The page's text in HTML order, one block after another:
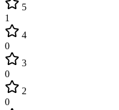
5
1
4
0
3
0
2
0